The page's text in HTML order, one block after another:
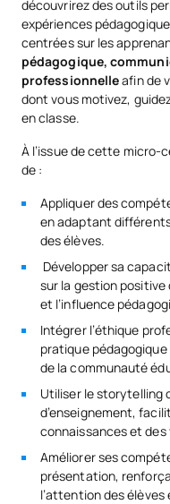
découvrirez des outils
expériences
centrées sur les
pédagogique,
professionnelleafin de
dont vous motivez,
en classe.
À l’issue de cette micro-
de :
Appliquer des
en adaptant
des élèves.
Développer sa
sur la gestion
et l’influence
Intégrer l’éthique
pratique
de la communauté
Utiliser le storytelling
d’enseignement,
connaissances et des
Améliorer ses
présentation,
l’attention des élèves